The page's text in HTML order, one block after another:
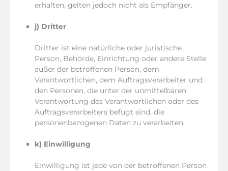
erhalten, gelten jedoch nicht als Empfänger.
j) Dritter
Dritter ist eine natürliche oder juristische
Person, Behörde, Einrichtung oder andere Stelle
außer der betroffenen Person, dem
Verantwortlichen, dem Auftragsverarbeiter und
den Personen, die unter der unmittelbaren
Verantwortung des Verantwortlichen oder des
Auftragsverarbeiters befugt sind, die
personenbezogenen Daten zu verarbeiten.
k) Einwilligung
Einwilligung ist jede von der betroffenen Person